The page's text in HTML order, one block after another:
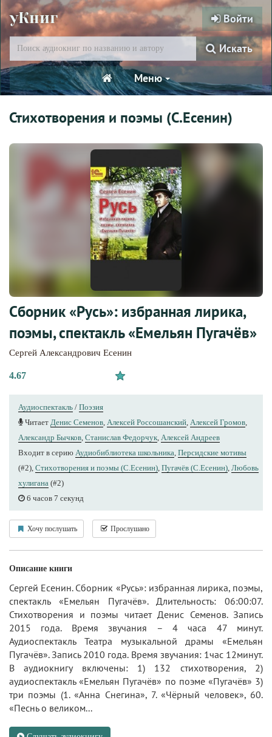
уКниг Войти
Искать
Меню
Стихотворения и поэмы (С.Есенин)
Сборник «Русь»: избранная лирика,
поэмы, спектакль «Емельян Пугачёв»
Сергей Александрович Есенин
4.67
Аудиоспектакль / Поэзия
Читает Денис Семенов Алексей Россошанский Алексей Громов
Александр Бычков Станислав Федорчук Алексей Андреев
Входит в серию Аудиобиблиотека школьника Персидские мотивы
(#2), Стихотворения и поэмы (С.Есенин) Пугачёв (С.Есенин) Любовь
хулигана (#2)
6 часов 7 секунд
Хочу послушать Прослушано
Описание книги
Сергей Есенин. Сборник «Русь»: избранная лирика, поэмы,
спектакль «Емельян Пугачёв». Длительность: 06:00:07.
Стихотворения и поэмы читает Денис Семенов. Запись
2015 года. Время звучания – 4 часа 47 минут.
Аудиоспектакль Театра музыкальной драмы «Емельян
Пугачёв». Запись 2010 года. Время звучания: 1час 12минут.
В аудиокнигу включены: 1) 132 стихотворения, 2)
аудиоспектакль «Емельян Пугачёв» по поэме «Пугачёв» 3)
три поэмы (1. «Анна Снегина», 7. «Чёрный человек», 60.
«Песнь о великом...